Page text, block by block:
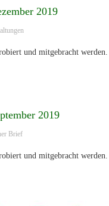
2019
und mitgebracht
2019
Brief
und mitgebracht